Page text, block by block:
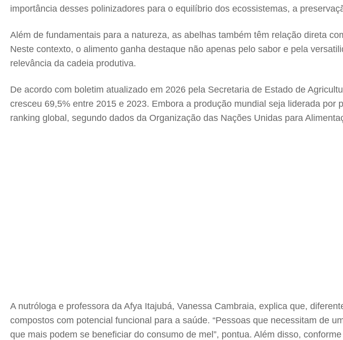
importância desses polinizadores para o equilíbrio dos ecossistemas, a
Além de fundamentais para a natureza, as abelhas também têm relação direta
Neste contexto, o alimento ganha destaque não apenas pelo sabor e pela
relevância da cadeia produtiva.
De acordo com boletim atualizado em 2026 pela Secretaria de Estado de
cresceu 69,5% entre 2015 e 2023. Embora a produção mundial seja liderada
ranking global, segundo dados da Organização das Nações Unidas para
A nutróloga e professora da Afya Itajubá, Vanessa Cambraia, explica que,
compostos com potencial funcional para a saúde. “Pessoas que necessitam de
que mais podem se beneficiar do consumo de mel”, pontua. Além disso,